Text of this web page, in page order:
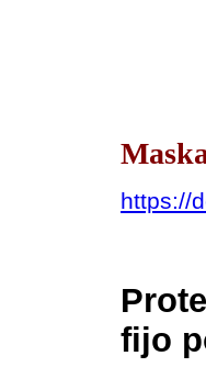
https://
fijo